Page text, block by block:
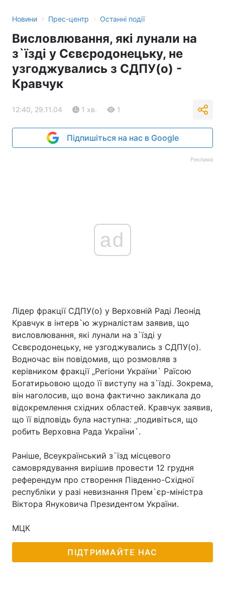
Новини › Прес-центр › Останні події
Висловлювання, які лунали на
з`їзді у Сєвєродонецьку, не
узгоджувались з СДПУ(о) -
Кравчук
12:40, 29.11.04 1 хв. 1
Підпишіться на нас в Google
Реклама
ad
Лідер фракції СДПУ(о) у Верховній Раді Леонід
Кравчук в інтерв`ю журналістам заявив, що
висловлювання, які лунали на з`їзді у
Сєвєродонецьку, не узгоджувались з СДПУ(о).
Водночас він повідомив, що розмовляв з
керівником фракції „Регіони України` Раїсою
Богатирьовою щодо її виступу на з`їзді. Зокрема,
він наголосив, що вона фактично закликала до
відокремлення східних областей. Кравчук заявив,
що її відповідь була наступна: „подивіться, що
робить Верховна Рада України`.
Раніше, Всеукраїнський з`їзд місцевого
самоврядування вирішив провести 12 грудня
референдум про створення Південно-Східної
республіки у разі невизнання Прем`єр-міністра
Віктора Януковича Президентом України.
МЦК
ПІДТРИМАЙТЕ НАС